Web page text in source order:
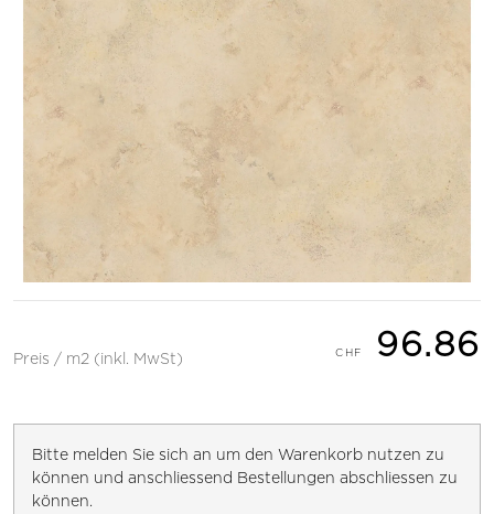
Preis / m2 (inkl. MwSt) 96.86
Bitte melden Sie sich an um den Warenkorb nutzen zu
können und anschliessend Bestellungen abschliessen zu
können.